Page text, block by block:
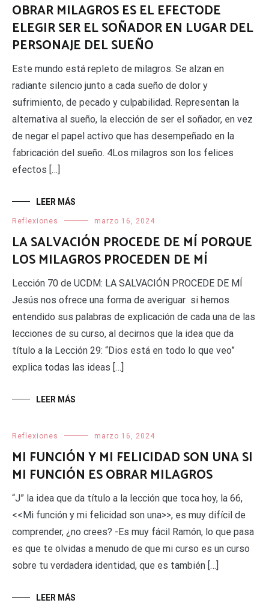
OBRAR MILAGROS ES EL EFECTODE
ELEGIR SER EL SOÑADOR EN LUGAR DEL
PERSONAJE DEL SUEÑO
Este mundo está repleto de milagros. Se alzan en
radiante silencio junto a cada sueño de dolor y
sufrimiento, de pecado y culpabilidad. Representan la
alternativa al sueño, la elección de ser el soñador, en vez
de negar el papel activo que has desempe­ñado en la
fabricación del sueño. 4Los milagros son los felices
efectos […]
LEER MÁS
Reflexiones marzo 16, 2024
LA SALVACIÓN PROCEDE DE MÍ PORQUE
LOS MILAGROS PROCEDEN DE MÍ
Lección 70 de UCDM: LA SALVACIÓN PROCEDE DE MÍ
Jesús nos ofrece una forma de averiguar si hemos
entendido sus palabras de explicación de cada una de las
lecciones de su curso, al decirnos que la idea que da
título a la Lección 29: “Dios está en todo lo que veo”
explica todas las ideas […]
LEER MÁS
Reflexiones marzo 16, 2024
MI FUNCIÓN Y MI FELICIDAD SON UNA SI
MI FUNCIÓN ES OBRAR MILAGROS
“J” la idea que da título a la lección que toca hoy, la 66,
<<Mi función y mi felicidad son una>>, es muy difícil de
comprender, ¿no crees? -Es muy fácil Ramón, lo que pasa
es que te olvidas a menudo de que mi curso es un curso
sobre tu verdadera identidad, que es también […]
LEER MÁS